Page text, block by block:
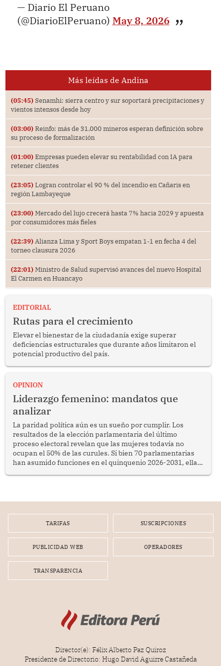
— Diario El Peruano
(@DiarioElPeruano) May 8, 2026
Más leídas de Andina
(05:45) Senamhi: sierra centro y sur soportará precipitaciones y
vientos intensos desde hoy
(03:00) Reinfo: más de 31,000 mineros esperan definición sobre
su proceso de formalización
(01:00) Empresas pueden elevar su rentabilidad con IA para
retener clientes
(23:05) Logran controlar el 90 % del incendio en Cañaris en
región Lambayeque
(23:00) Mercado del lujo crecerá hasta 7% hacia 2029 y apuesta
por consumidores más fieles
(22:39) Alianza Lima y Sport Boys empatan 1-1 en fecha 4 del
torneo clausura 2026
(22:01) Ministro de Salud supervisó avances del nuevo Hospital
El Carmen en Huancayo
EDITORIAL
Rutas para el crecimiento
Elevar el bienestar de la ciudadanía exige superar
deficiencias estructurales que durante años limitaron el
potencial productivo del país.
OPINION
Liderazgo femenino: mandatos que
analizar
La paridad política aún es un sueño por cumplir. Los
resultados de la elección parlamentaria del último
proceso electoral revelan que las mujeres todavía no
ocupan el 50% de las curules. Si bien 70 parlamentarias
han asumido funciones en el quinquenio 2026-2031, ellas
TARIFAS SUSCRIPCIONES
PUBLICIDAD WEB OPERADORES
TRANSPARENCIA
Director(e): Félix Alberto Paz Quiroz
Presidente de Directorio: Hugo David Aguirre Castañeda